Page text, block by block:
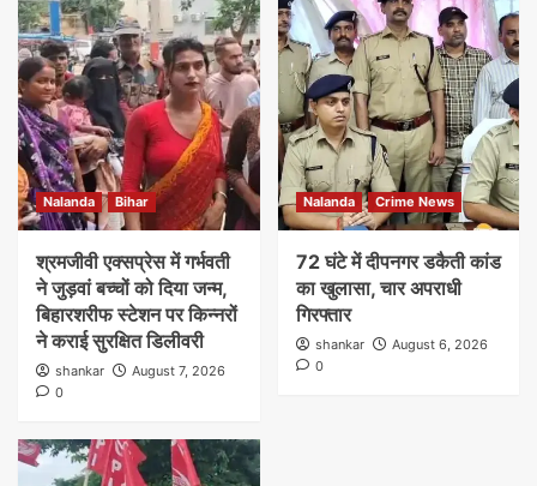
Nalanda Bihar
श्रमजीवी एक्सप्रेस में गर्भवती
ने जुड़वां बच्चों को दिया जन्म,
बिहारशरीफ स्टेशन पर किन्नरों
ने कराई सुरक्षित डिलीवरी
shankar
August 7, 2026
0
Nalanda Crime News
72 घंटे में दीपनगर डकैती कांड
का खुलासा, चार अपराधी
गिरफ्तार
shankar
August 6, 2026
0